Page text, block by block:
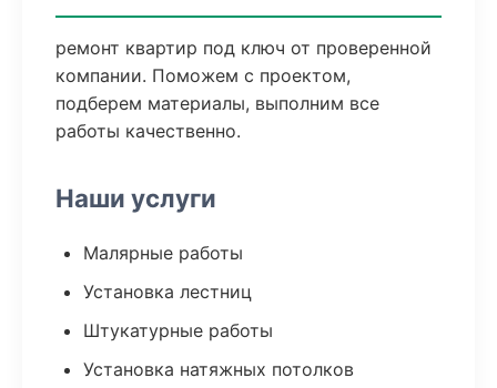
ремонт квартир под ключ от проверенной
компании. Поможем с проектом,
подберем материалы, выполним все
работы качественно.
Наши услуги
Малярные работы
Установка лестниц
Штукатурные работы
Установка натяжных потолков